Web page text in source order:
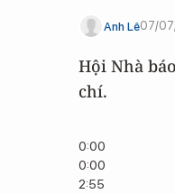
Anh Lê07/
Hội Nhà
chí.
0:00
0:00
2:55